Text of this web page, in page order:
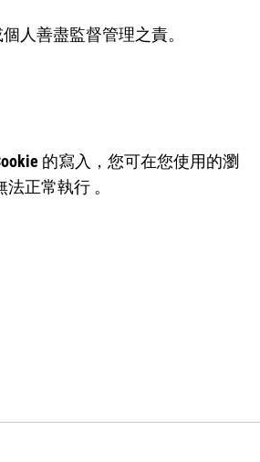
人善盡監督管理之責。
的寫入，您可在您使用的瀏
正常執行 。